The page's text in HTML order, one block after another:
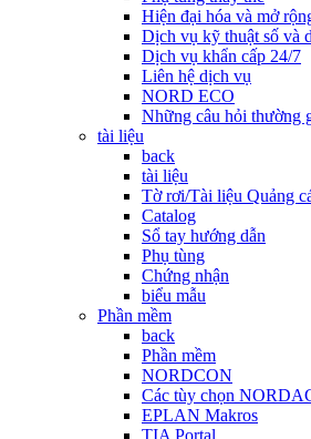
Hiện đại hóa và mở
Dịch vụ kỹ thuật số và
Dịch vụ khẩn cấp 24/7
Liên hệ dịch vụ
NORD ECO
Những câu hỏi thường
tài liệu
back
tài liệu
Tờ rơi/Tài liệu Quảng
Catalog
Sổ tay hướng dẫn
Phụ tùng
Chứng nhận
biểu mẫu
Phần mềm
back
Phần mềm
NORDCON
Các tùy chọn
EPLAN Makros
TIA Portal